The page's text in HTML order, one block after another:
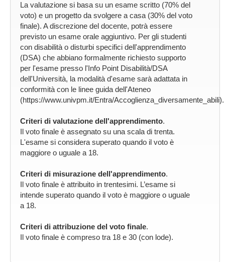
La valutazione si basa su un esame scritto (70% del
voto) e un progetto da svolgere a casa (30% del voto
finale). A discrezione del docente, potrà essere
previsto un esame orale aggiuntivo. Per gli studenti
con disabilità o disturbi specifici dell'apprendimento
(DSA) che abbiano formalmente richiesto supporto
per l'esame presso l'Info Point Disabilità/DSA
dell'Università, la modalità d'esame sarà adattata in
conformità con le linee guida dell'Ateneo
(https://www.univpm.it/Entra/Accoglienza_diversamente_abili).
Criteri di valutazione dell'apprendimento.
Il voto finale è assegnato su una scala di trenta.
L'esame si considera superato quando il voto è
maggiore o uguale a 18.
Criteri di misurazione dell'apprendimento.
Il voto finale è attribuito in trentesimi. L’esame si
intende superato quando il voto è maggiore o uguale
a 18.
Criteri di attribuzione del voto finale.
Il voto finale è compreso tra 18 e 30 (con lode).